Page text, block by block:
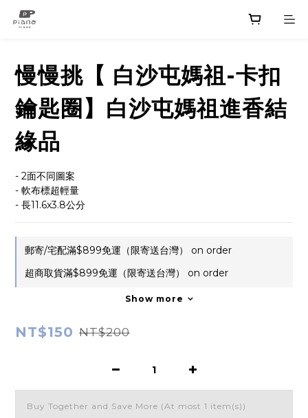
慢慢挑【 白沙屯媽祖-卡扣
鑰匙圈】白沙屯媽祖進香結
緣品
- 2面不同圖案
- 軟布標超輕量
- 長11.6x3.8公分
郵寄/宅配滿$899免運（限寄送台灣） on order
超商取貨滿$899免運（限寄送台灣） on order
Show more
NT$150 NT$200
Buy Together and Save More (At most 1 item(s))